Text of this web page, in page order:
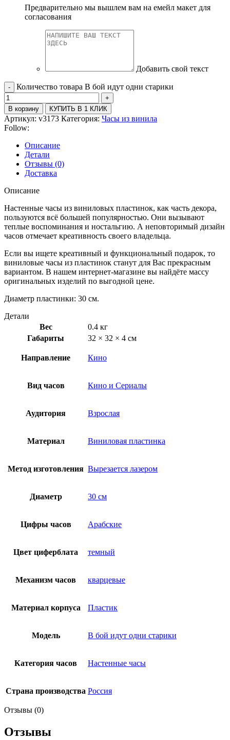
Предварительно мы вышлем вам на емейл макет для
согласования
Добавить свой текст
Количество товара В бой идут одни старики
В корзину КУПИТЬ В 1 КЛИК
Артикул: v3173 Категория: Часы из винила
Follow:
Описание
Детали
Отзывы (0)
Доставка
Описание
Настенные часы из виниловых пластинок, как часть декора,
пользуются всё большей популярностью. Они вызывают
теплые воспоминания и ностальгию. А неповторимый дизайн
часов отмечает креативность своего владельца.
Если вы ищете креативный и функциональный подарок, то
виниловые часы из пластинок станут для Вас прекрасным
вариантом. В нашем интернет-магазине вы найдёте массу
оригинальных изделий по выгодной цене.
Диаметр пластинки: 30 см.
Детали
Вес
0.4 кг
Габариты
32 × 32 × 4 см
Направление Кино
Вид часов Кино и Сериалы
Аудитория Взрослая
Материал Виниловая пластинка
Метод изготовления Вырезается лазером
Диаметр 30 см
Цифры часов Арабские
Цвет циферблата темный
Механизм часов кварцевые
Материал корпуса Пластик
Модель В бой идут одни старики
Категория часов Настенные часы
Страна производства Россия
Отзывы (0)
Отзывы